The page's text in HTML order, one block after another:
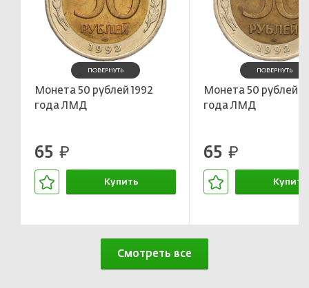
ПОВЕРНУТЬ
Монета 50 рублей 1992
года ЛМД
65 руб.
Купить
ПОВЕРНУТЬ
Монета 50 рублей
года ЛМД
65 руб.
Купить
Смотреть все